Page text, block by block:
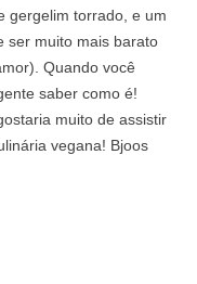
gergelim torrado, e um
ser muito mais barato
Quando você
saber como é!
muito de assistir
vegana! Bjoos